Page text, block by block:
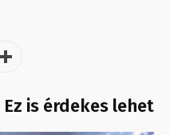
Ez is érdekes lehet